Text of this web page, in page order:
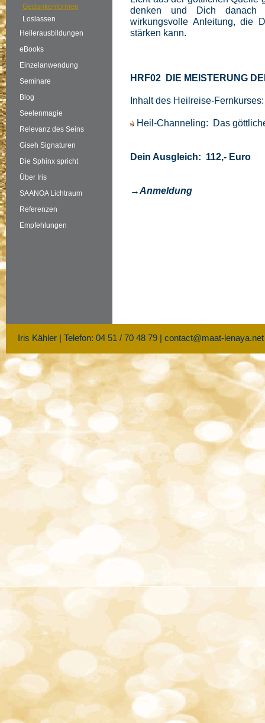
Gedankenformen
Loslassen
Heilerausbildungen
eBooks
Einzelanwendung
Seminare
Blog
Seelenmagie
Relevanz des Seins
Giseh Signaturen
Die Sphinx spricht
Über Iris
SAANOA Lichtraum
Referenzen
Empfehlungen
denken und Dich danach
wirkungsvolle Anleitung, die
stärken kann.
HRF02 DIE MEISTERUNG
Inhalt des Heilreise-
Heil-Channeling: Das
Dein Ausgleich: 112,- Euro
→Anmeldung
Iris Kähler | Telefon: 04 51 / 70 48 79 | contact@maat-lenaya.net